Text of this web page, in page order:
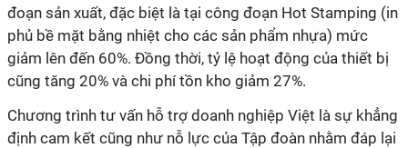
đoạn sản xuất, đặc biệt là tại công đoạn Hot Stamping (in
phủ bề mặt bằng nhiệt cho các sản phẩm nhựa) mức
giảm lên đến 60%. Đồng thời, tỷ lệ hoạt động của thiết bị
cũng tăng 20% và chi phí tồn kho giảm 27%.
Chương trình tư vấn hỗ trợ doanh nghiệp Việt là sự khẳng
định cam kết cũng như nỗ lực của Tập đoàn nhằm đáp lại